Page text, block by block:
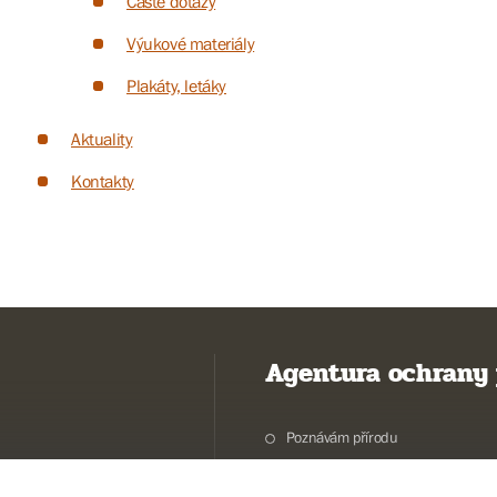
Výukové materiály
Plakáty, letáky
Aktuality
Kontakty
Agentura ochrany
Poznávám přírodu